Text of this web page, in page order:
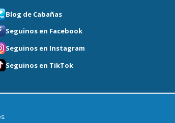
Blog de Cabañas
Seguinos en Facebook
Seguinos en Instagram
Seguinos en TikTok